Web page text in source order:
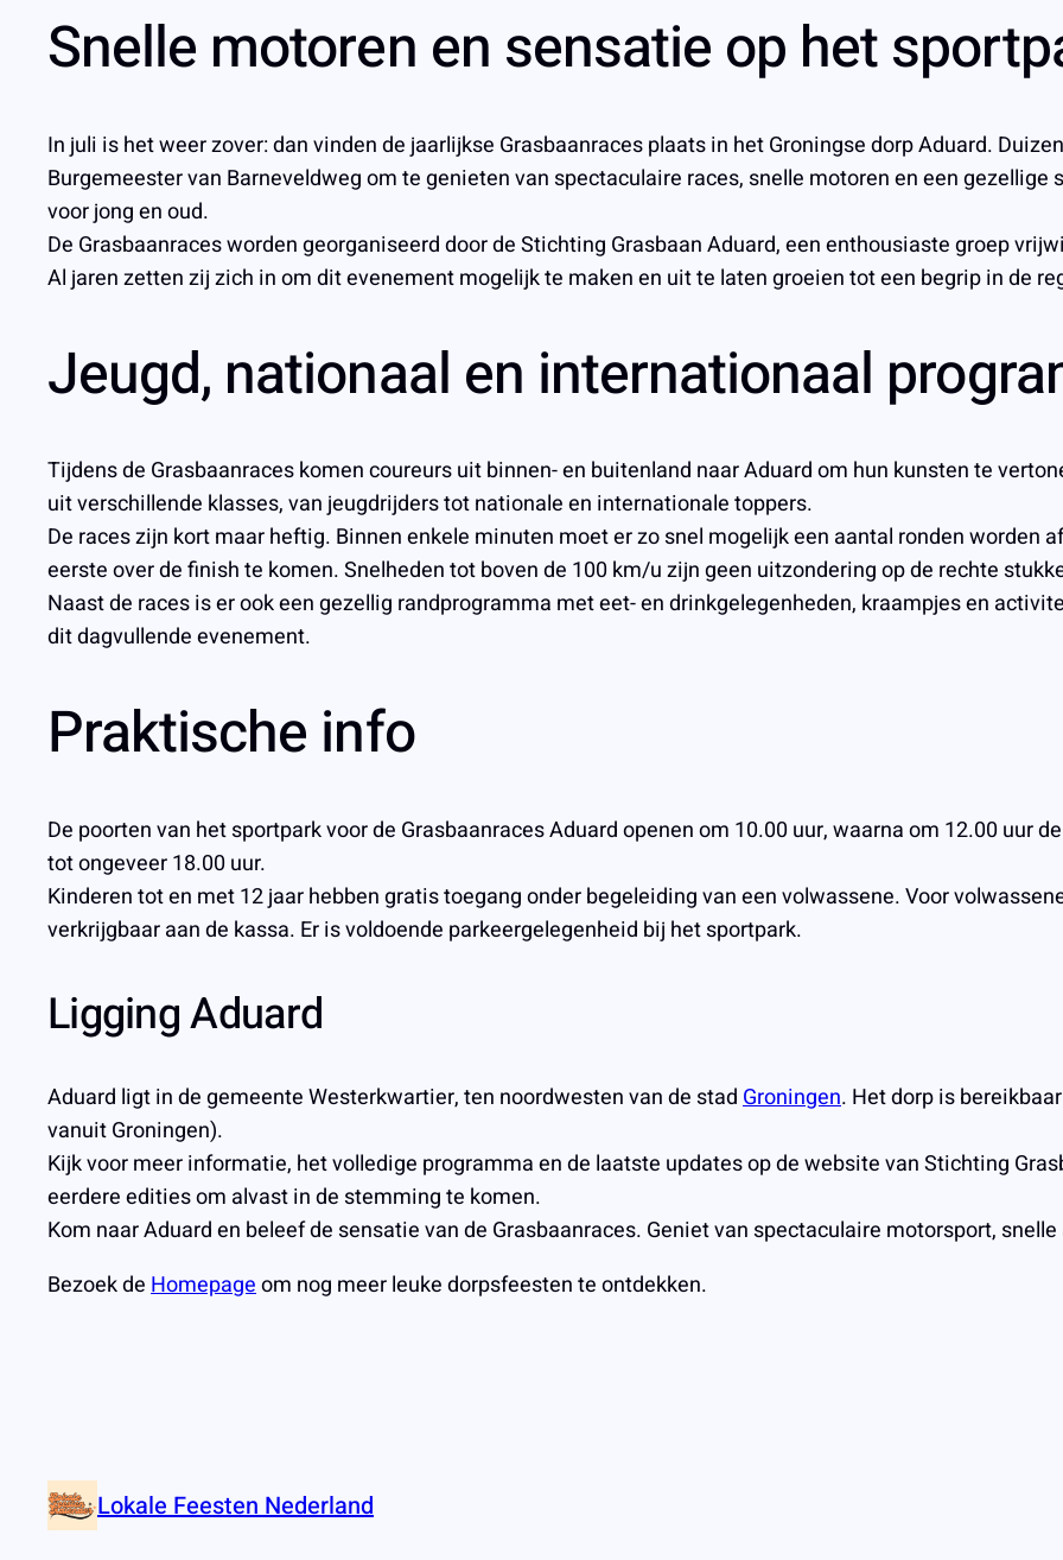
Snelle motoren en sensatie op het
In juli is het weer zover: dan vinden de jaarlijkse Grasbaanraces plaats in het Groningse dorp Aduard.
Burgemeester van Barneveldweg om te genieten van spectaculaire races, snelle motoren en een
voor jong en oud.
De Grasbaanraces worden georganiseerd door de Stichting Grasbaan Aduard, een enthousiaste groep
Al jaren zetten zij zich in om dit evenement mogelijk te maken en uit te laten groeien tot een begrip in de
Jeugd, nationaal en internationaal
Tijdens de Grasbaanraces komen coureurs uit binnen- en buitenland naar Aduard om hun kunsten te
uit verschillende klasses, van jeugdrijders tot nationale en internationale toppers.
De races zijn kort maar heftig. Binnen enkele minuten moet er zo snel mogelijk een aantal ronden worden
eerste over de finish te komen. Snelheden tot boven de 100 km/u zijn geen uitzondering op de rechte
Naast de races is er ook een gezellig randprogramma met eet- en drinkgelegenheden, kraampjes en
dit dagvullende evenement.
Praktische info
De poorten van het sportpark voor de Grasbaanraces Aduard openen om 10.00 uur, waarna om 12.00 uur
tot ongeveer 18.00 uur.
Kinderen tot en met 12 jaar hebben gratis toegang onder begeleiding van een volwassene. Voor
verkrijgbaar aan de kassa. Er is voldoende parkeergelegenheid bij het sportpark.
Ligging Aduard
Aduard ligt in de gemeente Westerkwartier, ten noordwesten van de stadGroningen. Het dorp is
vanuit Groningen).
Kijk voor meer informatie, het volledige programma en de laatste updates op de website van Stichting
eerdere edities om alvast in de stemming te komen.
Kom naar Aduard en beleef de sensatie van de Grasbaanraces. Geniet van spectaculaire motorsport,
Bezoek deHomepageom nog meer leuke dorpsfeesten te ontdekken.
Lokale Feesten Nederland